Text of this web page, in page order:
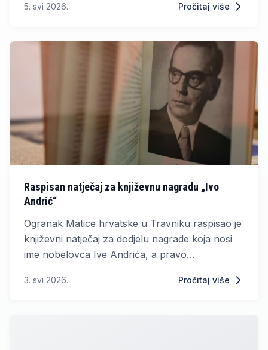
5. svi 2026. Pročitaj više
Raspisan natječaj za književnu nagradu „Ivo
Andrić“
Ogranak Matice hrvatske u Travniku raspisao je
književni natječaj za dodjelu nagrade koja nosi
ime nobelovca Ive Andrića, a pravo
koji pišu na hrvatskom jeziku, bez obzira na
3. svi 2026. Pročitaj više